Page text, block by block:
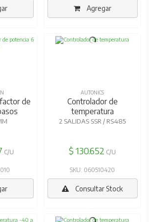
Agregar
de
C/U
AUTONICS
Controlador de
temperatura
2 SALIDAS SSR / RS485
$ 130.652 C/U
SKU: 060510420
Consultar Stock